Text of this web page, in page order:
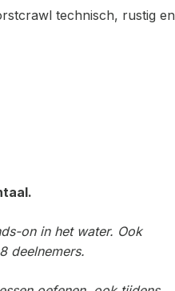
technisch, rustig en
on in het water. Ook
deelnemers.